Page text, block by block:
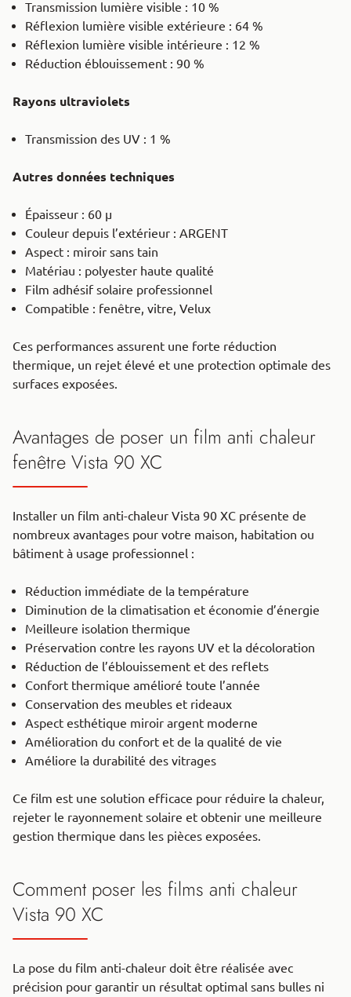
Transmission lumière visible : 10 %
Réflexion lumière visible extérieure : 64 %
Réflexion lumière visible intérieure : 12 %
Réduction éblouissement : 90 %
Rayons ultraviolets
Transmission des UV : 1 %
Autres données techniques
Épaisseur : 60 μ
Couleur depuis l’extérieur : ARGENT
Aspect : miroir sans tain
Matériau : polyester haute qualité
Film adhésif solaire professionnel
Compatible : fenêtre, vitre, Velux
Ces performances assurent une forte réduction
thermique, un rejet élevé et une protection optimale des
surfaces exposées.
Avantages de poser un film anti chaleur
fenêtre Vista 90 XC
Installer un film anti-chaleur Vista 90 XC présente de
nombreux avantages pour votre maison, habitation ou
bâtiment à usage professionnel :
Réduction immédiate de la température
Diminution de la climatisation et économie d’énergie
Meilleure isolation thermique
Préservation contre les rayons UV et la décoloration
Réduction de l’éblouissement et des reflets
Confort thermique amélioré toute l’année
Conservation des meubles et rideaux
Aspect esthétique miroir argent moderne
Amélioration du confort et de la qualité de vie
Améliore la durabilité des vitrages
Ce film est une solution efficace pour réduire la chaleur,
rejeter le rayonnement solaire et obtenir une meilleure
gestion thermique dans les pièces exposées.
Comment poser les films anti chaleur
Vista 90 XC
La pose du film anti-chaleur doit être réalisée avec
précision pour garantir un résultat optimal sans bulles ni